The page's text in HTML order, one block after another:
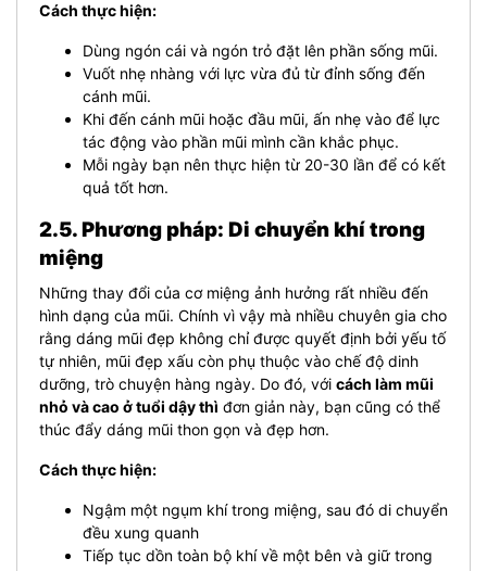
Cách thực hiện:
Dùng ngón cái và ngón trỏ đặt lên phần sống mũi.
Vuốt nhẹ nhàng với lực vừa đủ từ đỉnh sống đến
cánh mũi.
Khi đến cánh mũi hoặc đầu mũi, ấn nhẹ vào để lực
tác động vào phần mũi mình cần khắc phục.
Mỗi ngày bạn nên thực hiện từ 20-30 lần để có kết
quả tốt hơn.
2.5. Phương pháp: Di chuyển khí trong
miệng
Những thay đổi của cơ miệng ảnh hưởng rất nhiều đến
hình dạng của mũi. Chính vì vậy mà nhiều chuyên gia cho
rằng dáng mũi đẹp không chỉ được quyết định bởi yếu tố
tự nhiên, mũi đẹp xấu còn phụ thuộc vào chế độ dinh
dưỡng, trò chuyện hàng ngày. Do đó, với cách làm mũi
nhỏ và cao ở tuổi dậy thì đơn giản này, bạn cũng có thể
thúc đẩy dáng mũi thon gọn và đẹp hơn.
Cách thực hiện:
Ngậm một ngụm khí trong miệng, sau đó di chuyển
đều xung quanh
Tiếp tục dồn toàn bộ khí về một bên và giữ trong